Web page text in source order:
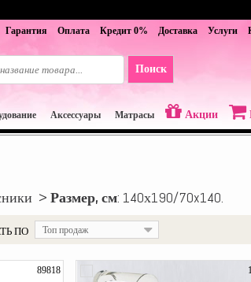
Гарантия Оплата Кредит 0% Доставка Услуги
Аксессуары Матрасы Акции
> Размер, см: 140х190/70x140.
ПО Топ продаж
89818